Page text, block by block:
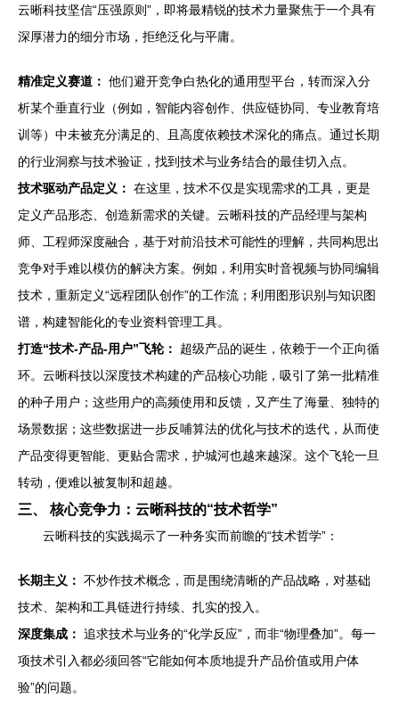
云晰科技坚信“压强原则”，即将最精锐的技术力量聚焦于一个具有
深厚潜力的细分市场，拒绝泛化与平庸。
精准定义赛道： 他们避开竞争白热化的通用型平台，转而深入分
析某个垂直行业（例如，智能内容创作、供应链协同、专业教育培
训等）中未被充分满足的、且高度依赖技术深化的痛点。通过长期
的行业洞察与技术验证，找到技术与业务结合的最佳切入点。
技术驱动产品定义： 在这里，技术不仅是实现需求的工具，更是
定义产品形态、创造新需求的关键。云晰科技的产品经理与架构
师、工程师深度融合，基于对前沿技术可能性的理解，共同构思出
竞争对手难以模仿的解决方案。例如，利用实时音视频与协同编辑
技术，重新定义“远程团队创作”的工作流；利用图形识别与知识图
谱，构建智能化的专业资料管理工具。
打造“技术-产品-用户”飞轮：
超级产品的诞生，依赖于一个正向循
环。云晰科技以深度技术构建的产品核心功能，吸引了第一批精准
的种子用户；这些用户的高频使用和反馈，又产生了海量、独特的
场景数据；这些数据进一步反哺算法的优化与技术的迭代，从而使
产品变得更智能、更贴合需求，护城河也越来越深。这个飞轮一旦
转动，便难以被复制和超越。
三、 核心竞争力：云晰科技的“技术哲学”
云晰科技的实践揭示了一种务实而前瞻的“技术哲学”：
长期主义： 不炒作技术概念，而是围绕清晰的产品战略，对基础
技术、架构和工具链进行持续、扎实的投入。
深度集成： 追求技术与业务的“化学反应”，而非“物理叠加”。每一
项技术引入都必须回答“它能如何本质地提升产品价值或用户体
验”的问题。